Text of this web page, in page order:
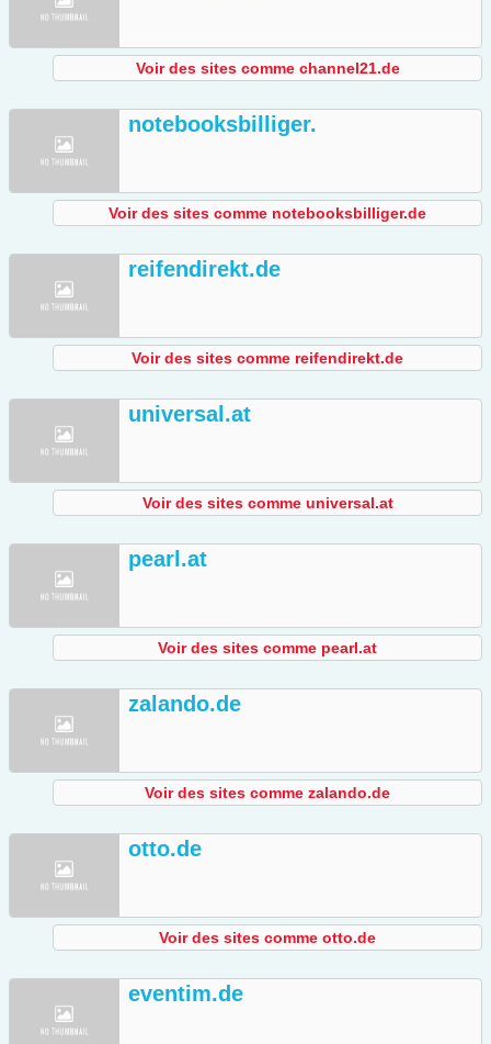
Voir des sites comme channel21.de
notebooksbilliger.
Voir des sites comme notebooksbilliger.de
reifendirekt.de
Voir des sites comme reifendirekt.de
universal.at
Voir des sites comme universal.at
pearl.at
Voir des sites comme pearl.at
zalando.de
Voir des sites comme zalando.de
otto.de
Voir des sites comme otto.de
eventim.de